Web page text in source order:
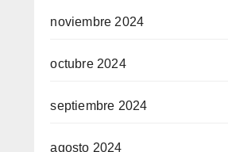
noviembre 2024
octubre 2024
septiembre 2024
agosto 2024